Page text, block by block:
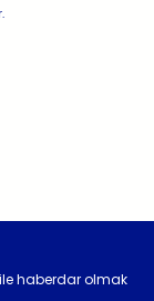
haberdar olmak